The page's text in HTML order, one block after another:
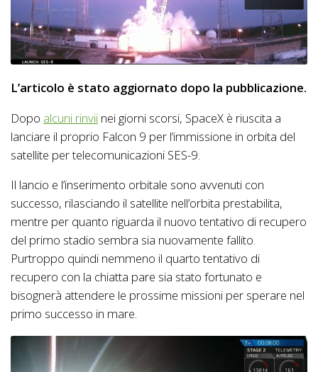
L’articolo è stato aggiornato dopo la pubblicazione.
Dopo alcuni rinvii nei giorni scorsi, SpaceX è riuscita a
lanciare il proprio Falcon 9 per l’immissione in orbita del
satellite per telecomunicazioni SES-9.
Il lancio e l’inserimento orbitale sono avvenuti con
successo, rilasciando il satellite nell’orbita prestabilita,
mentre per quanto riguarda il nuovo tentativo di recupero
del primo stadio sembra sia nuovamente fallito.
Purtroppo quindi nemmeno il quarto tentativo di
recupero con la chiatta pare sia stato fortunato e
bisognerà attendere le prossime missioni per sperare nel
primo successo in mare.